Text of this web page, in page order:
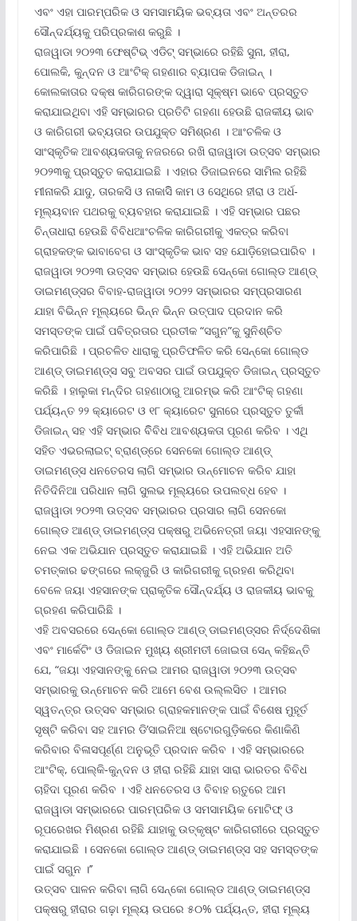
ଏବଂ ଏହା ପାରମ୍ପରିକ ଓ ସମସାମୟିକ ଭବ୍ୟତା ଏବଂ ଅନ୍ତରର
ସୌନ୍ଦର୍ଯ୍ୟକୁ ପରିପ୍ରକାଶ କରୁଛି ।
ରାଜୱାଡା ୨୦୨୩ ଫେଷ୍ଟିଭ୍ ଏଡିଟ୍ ସମ୍ଭାରେ ରହିଛି ସୁନା, ହୀରା,
ପୋଲକି, କୁନ୍ଦନ ଓ ଆଂଟିକ୍ ଗହଣାର ବ୍ୟାପକ ଡିଜାଇନ୍ ।
କୋଲକାତାର ଦକ୍ଷ କାରିଗରଙ୍କ ଦ୍ୱାରା ସୂକ୍ଷ୍ମ ଭାବେ ପ୍ରସ୍ତୁତ
କରାଯାଇଥିବା ଏହି ସମ୍ଭାରର ପ୍ରତିଟି ଗହଣା ହେଉଛି ରାଜକୀୟ ଭାବ
ଓ କାରିଗରୀ ଭବ୍ୟତାର ଉପଯୁକ୍ତ ସମିଶ୍ରଣ । ଆଂଚଳିକ ଓ
ସାଂସ୍କୃତିକ ଆବଶ୍ୟକତାକୁ ନଜରରେ ରଖି ରାଜୱାଡା ଉତ୍ସବ ସମ୍ଭାର
୨୦୨୩କୁ ପ୍ରସ୍ତୁତ କରାଯାଇଛି । ଏହାର ଡିଜାଇନରେ ସାମିଲ ରହିଛି
ମୀନାକରି ଯାଦୁ, ତାରକସି ଓ ନାକାସିି କାମ ଓ ସେଥିରେ ହୀରା ଓ ଅର୍ଧ-
ମୂଲ୍ୟବାନ ପଥରକୁ ବ୍ୟବହାର କରାଯାଇଛି । ଏହି ସମ୍ଭାର ପଛର
ଚିନ୍ତାଧାରା ହେଉଛି ବିବିଧଆଂଚଳିକ କାରିଗରୀକୁ ଏକତ୍ର କରିବା
ଗ୍ରାହକଙ୍କ ଭାବାବେଗ ଓ ସାଂସ୍କୃତିକ ଭାବ ସହ ଯୋଡ଼ିହୋଇପାରିବ ।
ରାଜୱାଡା ୨୦୨୩ ଉତ୍ସବ ସମ୍ଭାର ହେଉଛି ସେନ୍‌କୋ ଗୋଲ୍ଡ ଆଣ୍ଡ୍
ଡାଇମଣ୍ଡ୍‌ସର ବିବାହ-ରାଜୱାଡା ୨୦୨୨ ସମ୍ଭାରର ସମ୍ପ୍ରସାରଣ
ଯାହା ବିଭିନ୍ନ ମୂଲ୍ୟରେ ଭିନ୍ନ ଭିନ୍ନ ଉତ୍ପାଦ ପ୍ରଦାନ କରି
ସମସ୍ତଙ୍କ ପାଇଁ ପବିତ୍ରତାର ପ୍ରତୀକ “ସଗୁନ”କୁ ସୁନିଶ୍ଚିତ
କରିପାରିଛି । ପ୍ରଚଳିତ ଧାରାକୁ ପ୍ରତିଫଳିତ କରି ସେନ୍‌କୋ ଗୋଲ୍ଡ
ଆଣ୍ଡ୍ ଡାଇମଣ୍ଡ୍‌ସ ସବୁ ଅବସର ପାଇଁ ଉପଯୁକ୍ତ ଡିଜାଇନ୍ ପ୍ରସ୍ତୁତ
କରିଛି । ହାଲୁକା ମନ୍ଦିର ଗହଣାଠାରୁ ଆରମ୍ଭ କରି ଆଂଟିକ୍ ଗହଣା
ପର୍ଯ୍ୟନ୍ତ ୨୨ କ୍ୟାରେଟ ଓ ୧୮ କ୍ୟାରେଟ ସୁନାରେ ପ୍ରସ୍ତୁତ ତୁର୍କୀ
ଡିଜାଇନ୍ ସହ ଏହି ସମ୍ଭାର ବିିବିଧ ଆବଶ୍ୟକତା ପୂରଣ କରିବ । ଏଥି
ସହିତ ଏଭରଲାଇଟ୍ ବ୍ରାଣ୍ଡ୍‌ରେ ସେନକୋ ଗୋଲ୍ଡ ଆଣ୍ଡ୍
ଡାଇମଣ୍ଡ୍‌ସ ଧନତେରସ ଲାଗି ସମ୍ଭାର ଉନ୍ମୋଚନ କରିବ ଯାହା
ନିତିଦିନିଆ ପରିଧାନ ଲାଗି ସୁଲଭ ମୂଲ୍ୟରେ ଉପଲବ୍ଧ ହେବ ।
ରାଜୱାଡା ୨୦୨୩ ଉତ୍ସବ ସମ୍ଭାରର ପ୍ରସାର ଲାଗି ସେନକୋ
ଗୋଲ୍ଡ ଆଣ୍ଡ୍ ଡାଇମଣ୍ଡ୍‌ସ ପକ୍ଷରୁ ଅଭିନେତ୍ରୀ ଜୟା ଏହସାନଙ୍କୁ
ନେଇ ଏକ ଅଭିଯାନ ପ୍ରସ୍ତୁତ କରାଯାଇଛି । ଏହି ଅଭିଯାନ ଅତି
ଚମତ୍କାର ଢଙ୍ଗରେ ଲକ୍‌ଜୁରି ଓ କାରିଗରୀକୁ ଗ୍ରହଣ କରିଥିବା
ବେଳେ ଜୟା ଏହସାନଙ୍କ ପ୍ରାକୃତିକ ସୌନ୍ଦର୍ଯ୍ୟ ଓ ରାଜକୀୟ ଭାବକୁ
ଗ୍ରହଣ କରିପାରିଛି ।
ଏହି ଅବସରରେ ସେନ୍‌କୋ ଗୋଲ୍ଡ ଆଣ୍ଡ୍ ଡାଇମଣ୍ଡ୍‌ସର ନିର୍ଦ୍ଦେଶିକା
ଏବଂ ମାର୍କେଟିଂ ଓ ଡିଜାଇନ ମୁଖ୍ୟ ଶ୍ରୀମତୀ ଜୋଇତା ସେନ୍ କହିଛନ୍ତି
ଯେ, “ଜୟା ଏହସାନଙ୍କୁ ନେଇ ଆମର ରାଜୱାଡା ୨୦୨୩ ଉତ୍ସବ
ସମ୍ଭାରକୁ ଉନ୍ମୋଚନ କରି ଆମେ ବେଶ ଉଲ୍ଲସିତ । ଆମର
ସ୍ୱତନ୍ତ୍ର ଉତ୍ସବ ସମ୍ଭାର ଗ୍ରାହକମାନଙ୍କ ପାଇଁ ବିଶେଷ ମୁହୂର୍ତ
ସୃଷ୍ଟି କରିବା ସହ ଆମର ଡି’ସାଇନିଆ ଷ୍ଟୋରଗୁଡ଼ିକରେ କିଣାକିଣି
କରିବାର ବିଳାସପୂର୍ଣ୍ଣ ଅନୁଭୂତି ପ୍ରଦାନ କରିବ । ଏହି ସମ୍ଭାରରେ
ଆଂଟିକ୍‌, ପୋଲ୍‌କି-କୁନ୍ଦନ ଓ ହୀରା ରହିଛି ଯାହା ସାରା ଭାରତର ବିବିଧ
ଚାହିଦା ପୂରଣ କରିବ । ଏହି ଧନତେରସ ଓ ବିବାହ ଋତୁରେ ଆମ
ରାଜୱାଡା ସମ୍ଭାରରେ ପାରମ୍ପରିକ ଓ ସମସାମୟିକ ମୋଟିଫ୍ ଓ
ରୂପରେଖର ମିଶ୍ରଣ ରହିଛି ଯାହାକୁ ଉତ୍କୃଷ୍ଟ କାରିଗରୀରେ ପ୍ରସ୍ତୁତ
କରାଯାଇଛି । ସେନକୋ ଗୋଲ୍ଡ ଆଣ୍ଡ୍ ଡାଇମଣ୍ଡ୍‌ସ ସହ ସମସ୍ତଙ୍କ
ପାଇଁ ସଗୁନ ।’’
ଉତ୍ସବ ପାଳନ କରିବା ଲାଗି ସେନ୍‌କୋ ଗୋଲ୍ଡ ଆଣ୍ଡ୍ ଡାଇମଣ୍ଡ୍‌ସ
ପକ୍ଷରୁ ହୀରାର ଗଢ଼ା ମୂଲ୍ୟ ଉପରେ ୫୦% ପର୍ଯ୍ୟନ୍ତ, ହୀରା ମୂଲ୍ୟ